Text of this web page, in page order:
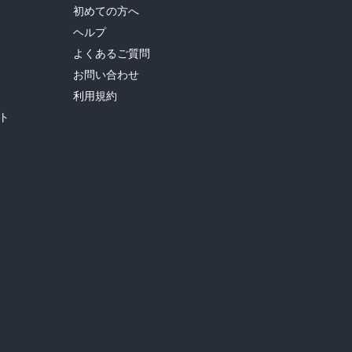
初めての方へ
ヘルプ
よくあるご質問
お問い合わせ
利用規約